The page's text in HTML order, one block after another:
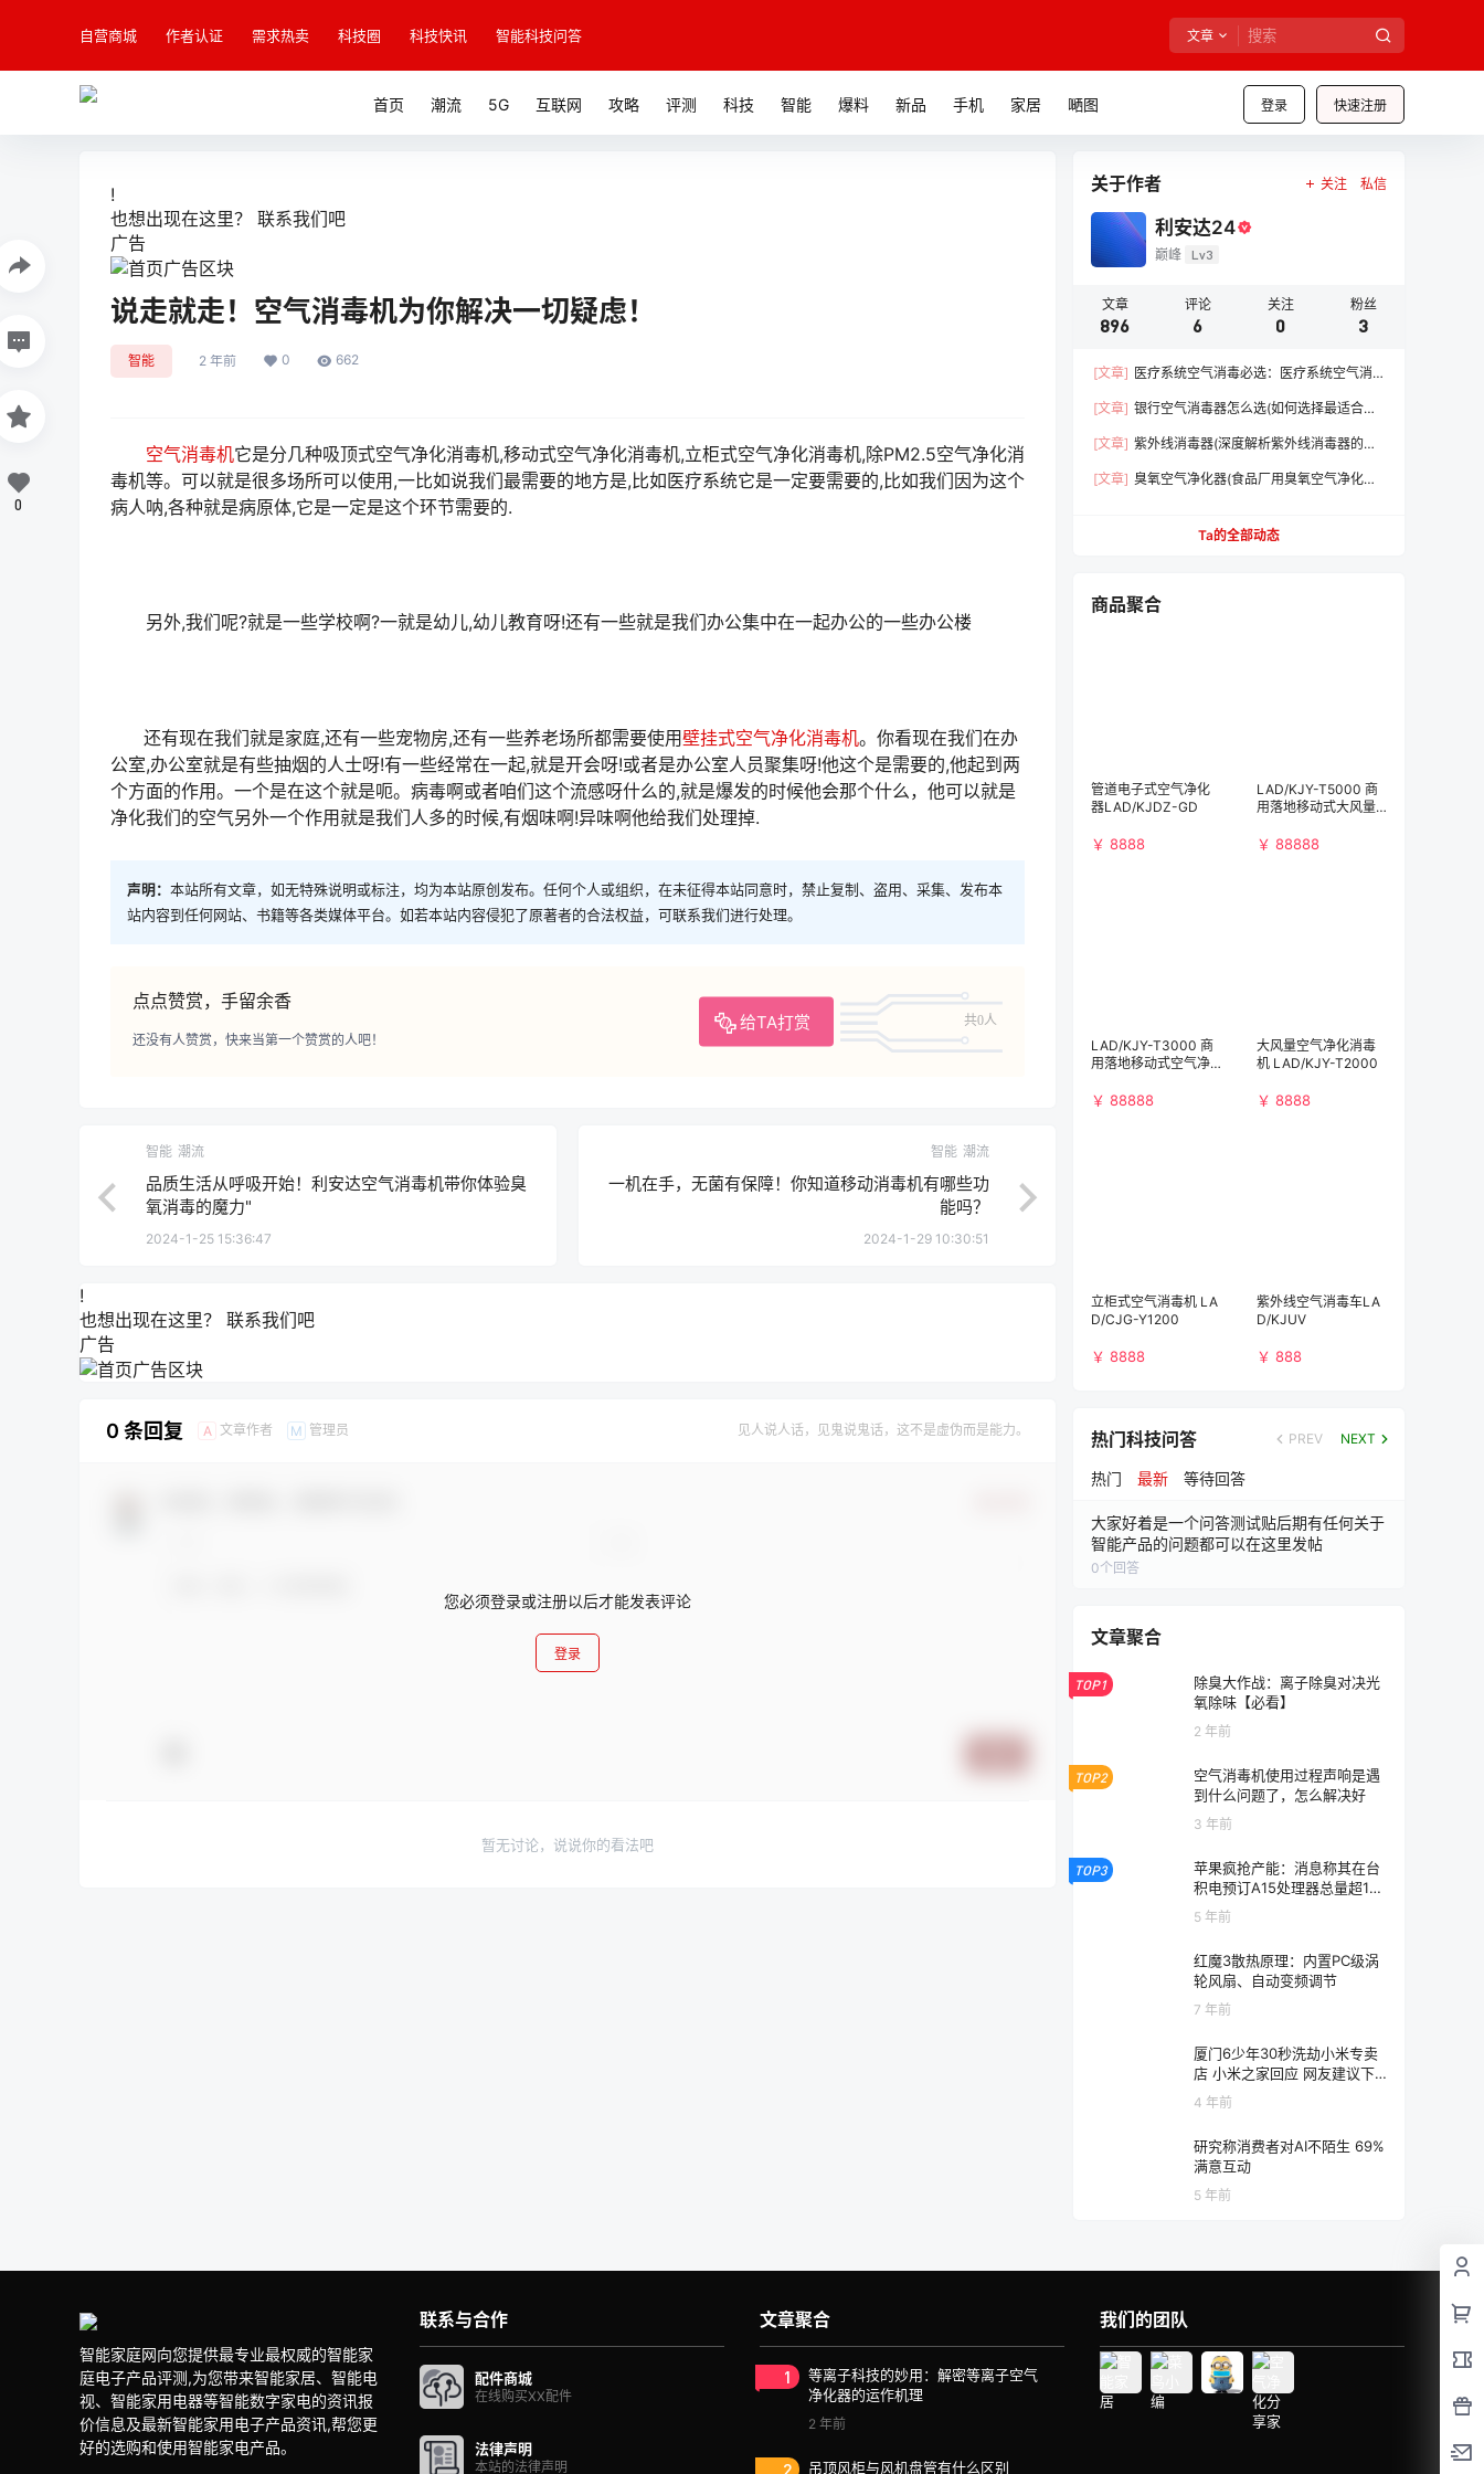
自营商城 作者认证 需求热卖 科技圈 科技快讯 智能科技问答 文章
登录 快速注册
首页 潮流 5G 互联网 攻略 评测 科技 智能 爆料 新品 手机 家居 嗮图
!
也想出现在这里？ 联系我们吧
广告
说走就走！空气消毒机为你解决一切疑虑！
智能 2 年前 0 662
空气消毒机它是分几种吸顶式空气净化消毒机,移动式空气净化消毒机,立柜式空气净化消毒机,除PM2.5空气净化消
毒机等。可以就是很多场所可以使用,一比如说我们最需要的地方是,比如医疗系统它是一定要需要的,比如我们因为这个
病人呐,各种就是病原体,它是一定是这个环节需要的.
另外,我们呢?就是一些学校啊?一就是幼儿,幼儿教育呀!还有一些就是我们办公集中在一起办公的一些办公楼
还有现在我们就是家庭,还有一些宠物房,还有一些养老场所都需要使用壁挂式空气净化消毒机。你看现在我们在办
公室,办公室就是有些抽烟的人士呀!有一些经常在一起,就是开会呀!或者是办公室人员聚集呀!他这个是需要的,他起到两
个方面的作用。一个是在这个就是呃。病毒啊或者咱们这个流感呀什么的,就是爆发的时候他会那个什么，他可以就是
净化我们的空气另外一个作用就是我们人多的时候,有烟味啊!异味啊他给我们处理掉.
声明： 本站所有文章，如无特殊说明或标注，均为本站原创发布。任何个人或组织，在未征得本站同意时，禁止复制、盗用、采集、发布本
站内容到任何网站、书籍等各类媒体平台。如若本站内容侵犯了原著者的合法权益，可联系我们进行处理。
点点赞赏，手留余香
给TA打赏 共0人
还没有人赞赏，快来当第一个赞赏的人吧！
0
智能 潮流
品质生活从呼吸开始！利安达空气消毒机带你体验臭
氧消毒的魔力"
2024-1-25 15:36:47
智能 潮流
一机在手，无菌有保障！你知道移动消毒机有哪些功
能吗？
2024-1-29 10:30:51
!
也想出现在这里？ 联系我们吧
广告
0 条回复 A 文章作者 M 管理员 见人说人话，见鬼说鬼话，这不是虚伪而是能力。
您必须登录或注册以后才能发表评论
登录
暂无讨论，说说你的看法吧
关于作者 关注 私信
利安达24
巅峰 Lv3
文章
896
评论
6
关注
0
粉丝
3
[文章] 医疗系统空气消毒必选：医疗系统空气消
[文章] 银行空气消毒器怎么选(如何选择最适合的
[文章] 紫外线消毒器(深度解析紫外线消毒器的优
[文章] 臭氧空气净化器(食品厂用臭氧空气净化器)
Ta的全部动态
商品聚合
管道电子式空气净化
器LAD/KJDZ-GD
￥ 8888
LAD/KJY-T5000 商
用落地移动式大风量
￥ 88888
LAD/KJY-T3000 商
用落地移动式空气净
h)）
￥ 88888
大风量空气净化消毒
机 LAD/KJY-T2000
￥ 8888
立柜式空气消毒机 LA
D/CJG-Y1200
￥ 8888
紫外线空气消毒车LA
D/KJUV
￥ 888
热门科技问答 PREV NEXT
热门 最新 等待回答
大家好着是一个问答测试贴后期有任何关于
智能产品的问题都可以在这里发帖
0个回答
文章聚合
TOP1
除臭大作战：离子除臭对决光
氧除味【必看】
2 年前
TOP2
空气消毒机使用过程声响是遇
到什么问题了，怎么解决好
3 年前
TOP3
苹果疯抢产能：消息称其在台
积电预订A15处理器总量超1亿
5 年前
红魔3散热原理：内置PC级涡
轮风扇、自动变频调节
7 年前
厦门6少年30秒洗劫小米专卖
店 小米之家回应 网友建议下
班收起演示机
4 年前
研究称消费者对AI不陌生 69%
满意互动
5 年前
智能家庭网向您提供最专业最权威的智能家
庭电子产品评测,为您带来智能家居、智能电
视、智能家用电器等智能数字家电的资讯报
价信息及最新智能家用电子产品资讯,帮您更
好的选购和使用智能家电产品。
联系与合作
配件商城
在线购买XX配件
法律声明
本站的法律声明
文章聚合
1
等离子科技的妙用：解密等离子空气
净化器的运作机理
2 年前
2 吊顶风柜与风机盘管有什么区别
我们的团队